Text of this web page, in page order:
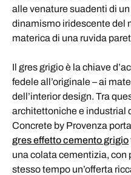
alle venature suadenti di
dinamismo iridescente del
materica di una ruvida
Il gres grigio è la chiave
fedele all’originale – ai
dell’interior design. Tra
architettoniche e industrial
Concrete by Provenza
gres effetto cemento grigio
una colata cementizia, con
stesso tempo un’offerta